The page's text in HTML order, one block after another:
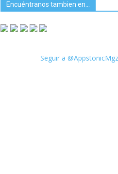
Encuéntranos tambien en…
Seguir a @AppstonicMgz